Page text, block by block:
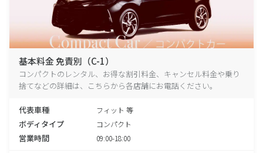
基本料金 免責別（C-1）
コンパクトのレンタル、お得な割引料金、キャンセル料金や乗り
捨てなどの詳細は、こちらから各店舗にお電話ください。
代表車種 フィット 等
ボディタイプ コンパクト
営業時間 09:00-18:00